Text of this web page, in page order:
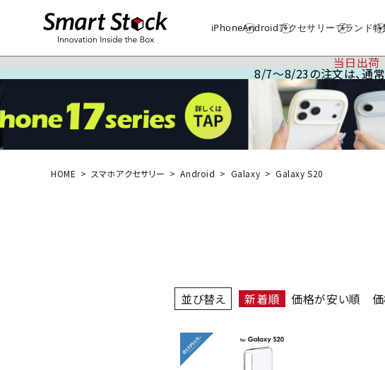
iPhoneAndroidアクセサリーブランド特
当日出荷
8/7～8/23の注文は、通常
HOME スマホアクセサリー Android Galaxy Galaxy S20
並び替え 新着順 価格が安い順